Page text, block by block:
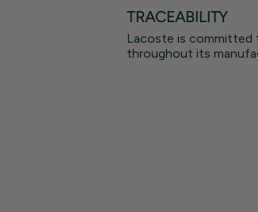
TRACEABILITY
Lacoste is
throughout its